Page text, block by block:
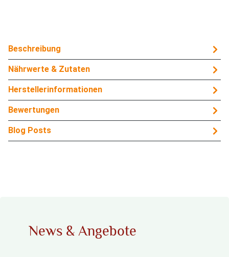
Beschreibung
Nährwerte & Zutaten
Herstellerinformationen
Bewertungen
Blog Posts
News & Angebote